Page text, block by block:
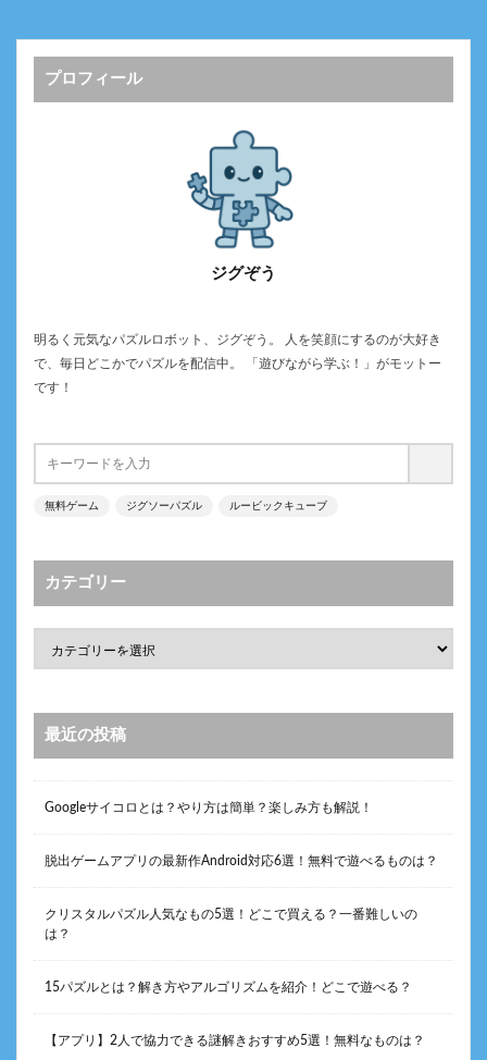
プロフィール
ジグぞう
明るく元気なパズルロボット、ジグぞう。 人を笑顔にするのが大好き
で、毎日どこかでパズルを配信中。 「遊びながら学ぶ！」がモットー
です！
無料ゲーム ジグソーパズル ルービックキューブ
カテゴリー
最近の投稿
Googleサイコロとは？やり方は簡単？楽しみ方も解説！
脱出ゲームアプリの最新作Android対応6選！無料で遊べるものは？
クリスタルパズル人気なもの5選！どこで買える？一番難しいの
は？
15パズルとは？解き方やアルゴリズムを紹介！どこで遊べる？
【アプリ】2人で協力できる謎解きおすすめ5選！無料なものは？